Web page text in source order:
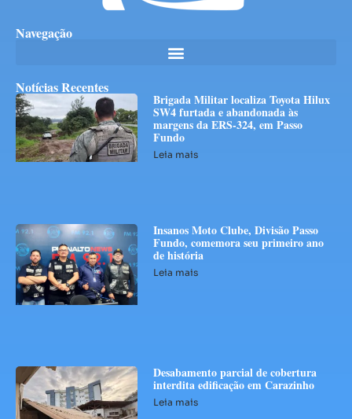
Navegação
Notícias Recentes
Brigada Militar localiza Toyota Hilux
SW4 furtada e abandonada às
margens da ERS-324, em Passo
Fundo
Leia mais
Insanos Moto Clube, Divisão Passo
Fundo, comemora seu primeiro ano
de história
Leia mais
Desabamento parcial de cobertura
interdita edificação em Carazinho
Leia mais